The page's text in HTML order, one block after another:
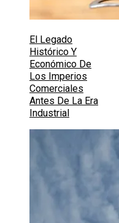
El Legado
Histórico Y
Económico De
Los Imperios
Comerciales
Antes De La Era
Industrial